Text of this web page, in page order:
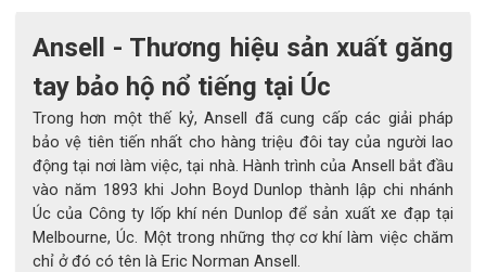
vệ tạm thời – thích hợp cho những trường hợp có văng bắn
hóa chất ngắn hạn. Ngược lại, MICROFLEX® 93-260 được
thiết kế để chống hóa chất trong thời gian dài hơn, mà vẫn
giữ được độ linh hoạt và cảm giác thật tay cần thiết cho
công việc tinh vi.
Với độ dày chỉ 7,8 mil, găng tay nitrile và neoprene mỏng
này cung cấp khả năng bảo vệ tương đương với găng tay
dày thông thường, nhưng lại nhẹ, thoáng và thoải mái hơn
nhiều lần.
Ansell - Thương hiệu sản xuất găng
tay bảo hộ nổ tiếng tại Úc
Trong hơn một thế kỷ, Ansell đã cung cấp các giải pháp
bảo vệ tiên tiến nhất cho hàng triệu đôi tay của người lao
động tại nơi làm việc, tại nhà. Hành trình của Ansell bắt đầu
vào năm 1893 khi John Boyd Dunlop thành lập chi nhánh
Úc của Công ty lốp khí nén Dunlop để sản xuất xe đạp tại
Melbourne, Úc. Một trong những thợ cơ khí làm việc chăm
chỉ ở đó có tên là Eric Norman Ansell.